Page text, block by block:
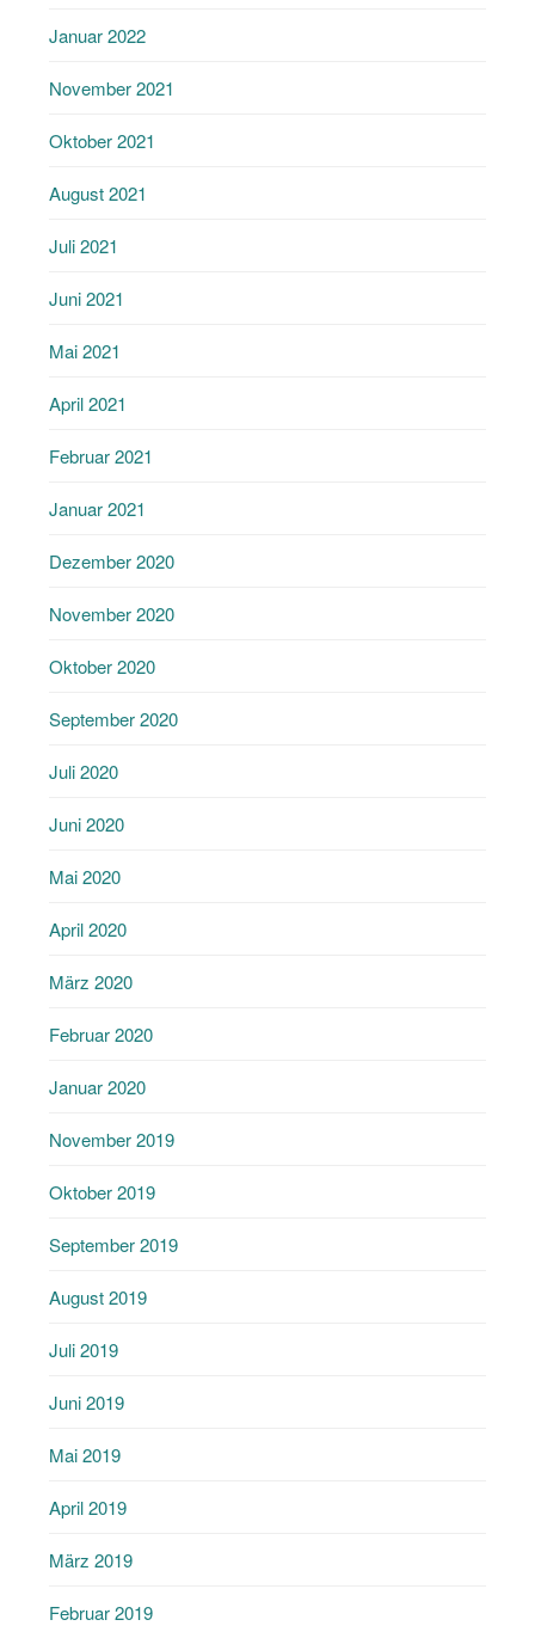
Januar 2022
November 2021
Oktober 2021
August 2021
Juli 2021
Juni 2021
Mai 2021
April 2021
Februar 2021
Januar 2021
Dezember 2020
November 2020
Oktober 2020
September 2020
Juli 2020
Juni 2020
Mai 2020
April 2020
März 2020
Februar 2020
Januar 2020
November 2019
Oktober 2019
September 2019
August 2019
Juli 2019
Juni 2019
Mai 2019
April 2019
März 2019
Februar 2019